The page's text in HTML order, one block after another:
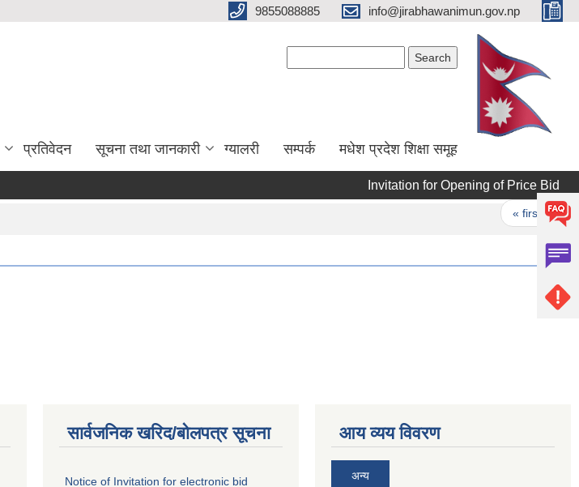
9855088885 info@jirabhawanimun.gov.np
प्रतिवेदन सूचना तथा जानकारी ग्यालरी सम्पर्क मधेश प्रदेश शिक्षा समूह
Invitation for Opening of Price Bid
« first ‹
सार्वजनिक खरिद/बोलपत्र सूचना
Notice of Invitation for electronic bid
आय व्यय विवरण
अन्य